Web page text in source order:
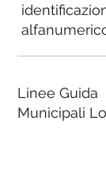
Linee Guida
Municipali